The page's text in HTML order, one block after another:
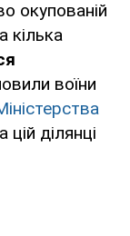
окупованій
кілька
воїни
ділянці